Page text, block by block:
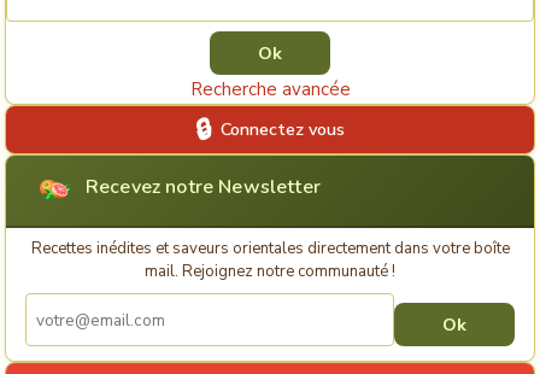
Recherche avancée
Connectez vous
Recevez notre Newsletter
Recettes inédites et saveurs orientales directement dans votre boîte
mail. Rejoignez notre communauté !